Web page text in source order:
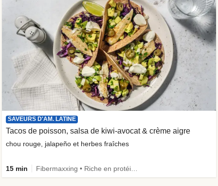
SAVEURS D'AM. LATINE
Tacos de poisson, salsa de kiwi-avocat & crème aigre
chou rouge, jalapeño et herbes fraîches
15 min